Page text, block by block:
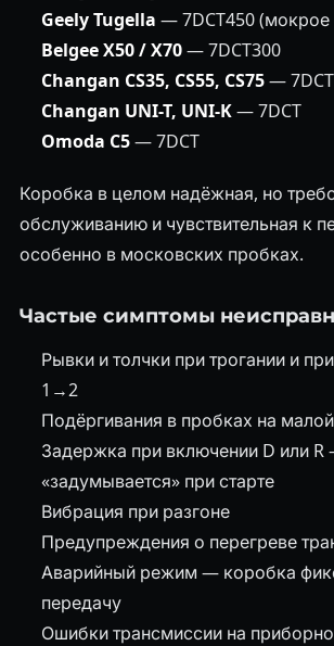
Geely Tugella — 7DCT450 (мокрое
Belgee X50 / X70— 7DCT300
Changan CS35, CS55, CS75— 7DCT
Changan UNI-T, UNI-K— 7DCT
Omoda C5— 7DCT
Коробка в целом надёжная, но
обслуживанию и чувствительная к
особенно в московских пробках.
Частые симптомы
Рывки и толчки при трогании и
1→2
Подёргивания в пробках на
Задержка при включении D или
«задумывается» при старте
Вибрация при разгоне
Предупреждения о перегреве
Аварийный режим — коробка
передачу
Ошибки трансмиссии на